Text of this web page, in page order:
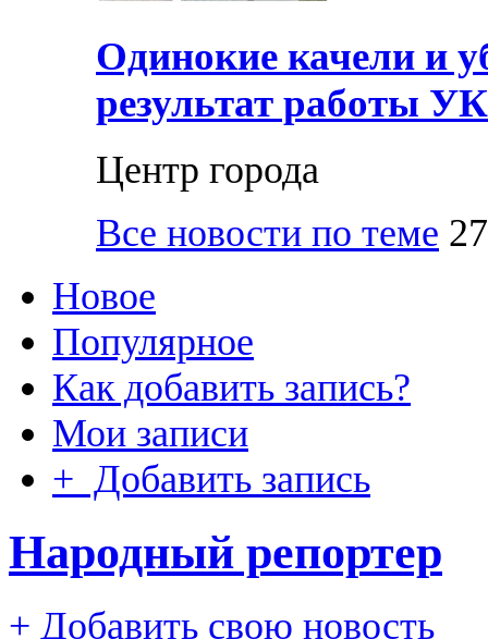
Одинокие качели и
результат работы
Центр города
Все новости по теме
Новое
Популярное
Как добавить запись?
Мои записи
+ Добавить запись
Народный репортер
+ Добавить свою новость